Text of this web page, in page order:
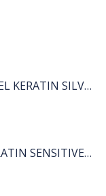
Shampooing ESSENTIEL KERATIN SILVER 250ML
Sérum ESSENTIEL KERATIN SENSITIVE 40 ML